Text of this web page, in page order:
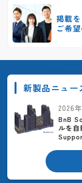
掲載を
ご希
新製品ニュー
2026
BnB
ルを